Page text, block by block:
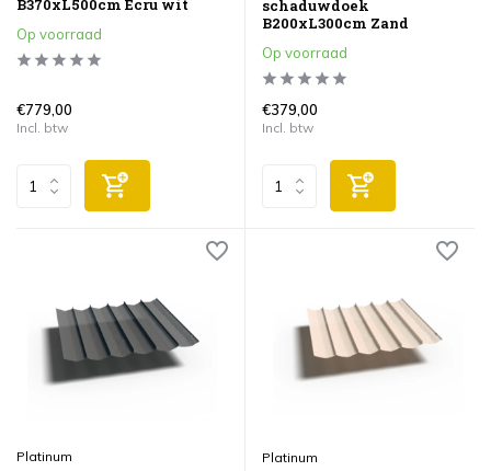
B370xL500cm Ecru wit
Op voorraad
€779,00
Incl. btw
schaduwdoek
B200xL300cm Zand
Op voorraad
€379,00
Incl. btw
Platinum Platinum